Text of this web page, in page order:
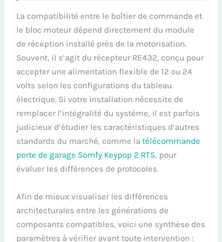
La compatibilité entre le boîtier de commande et
le bloc moteur dépend directement du module
de réception installé près de la motorisation.
Souvent, il s’agit du récepteur RE432, conçu pour
accepter une alimentation flexible de 12 ou 24
volts selon les configurations du tableau
électrique. Si votre installation nécessite de
remplacer l’intégralité du système, il est parfois
judicieux d’étudier les caractéristiques d’autres
standards du marché, comme latélécommande
porte de garage Somfy Keypop 2 RTS, pour
évaluer les différences de protocoles.
Afin de mieux visualiser les différences
architecturales entre les générations de
composants compatibles, voici une synthèse des
paramètres à vérifier avant toute intervention :